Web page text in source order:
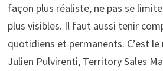
façon plus réaliste, ne pas se
plus visibles. Il faut aussi tenir
quotidiens et permanents. C’est le
Julien Pulvirenti, Territory Sales